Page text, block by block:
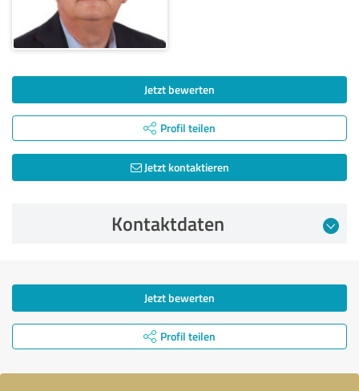
Jetzt bewerten
Profil teilen
Jetzt kontaktieren
Kontaktdaten
Jetzt bewerten
Profil teilen